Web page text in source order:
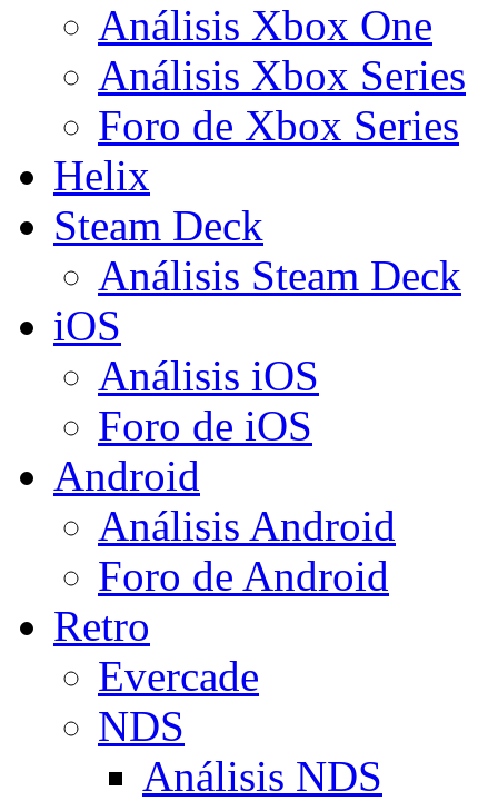
Análisis Xbox One
Análisis Xbox Series
Foro de Xbox Series
Helix
Steam Deck
Análisis Steam Deck
iOS
Análisis iOS
Foro de iOS
Android
Análisis Android
Foro de Android
Retro
Evercade
NDS
Análisis NDS